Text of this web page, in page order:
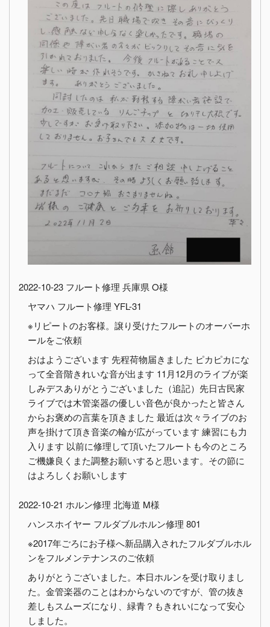
2022-10-23 フルート修理 兵庫県 O様
ヤマハ フルート修理 YFL-31
※リピートのお客様。譲り受けたフルートのオーバーホ
ールをご依頼
おはようございます 先程荷物届きました ピカピカにな
って全音階きれいな音が出ます 11月12月のライブが楽
しみデスありがとうございました（追記）先日古民家
ライブでは木管楽器の優しい音色が良かったと皆さん
からお褒めの言葉を頂きました 最近は次々ライブのお
声を掛けて頂き音楽の輪が広がっています 練習にも力
入ります 以前に修理して頂いたフルートも今のところ
ご機嫌良くまた調整お願いすると思います。その節に
はよろしくお願いします
2022-10-21 ホルン修理 北海道 M様
ハンスホイヤー フルダブルホルン修理 801
※2017年ごろにお子様へ新品購入されたフルダブルホル
ンをフルメンテナンスのご依頼
ありがとうございました。本日ホルンを受け取りまし
た。金管楽器のことはわからないのですが、管の抜き
差しもスムーズになり、緑青？もきれいになって安心
しました。